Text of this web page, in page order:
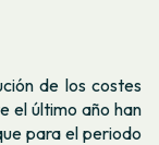
de los costes
el último año han
para el periodo